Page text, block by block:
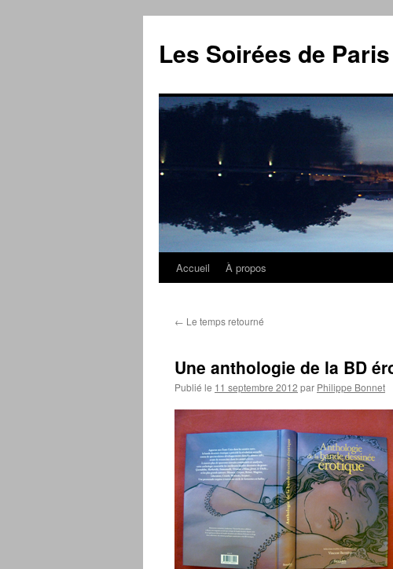
contenu
Les Soirées de Paris
Accueil À propos
← Le temps retourné
Une anthologie de la BD
Publié le 11 septembre 2012 par Philippe Bonnet